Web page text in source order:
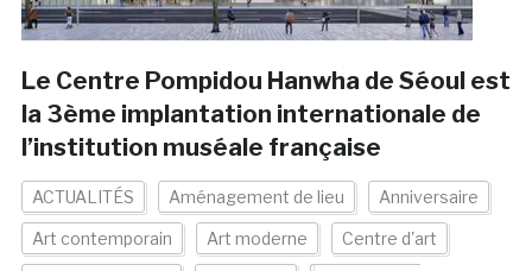
Le Centre Pompidou Hanwha de Séoul est
la 3ème implantation internationale de
l’institution muséale française
ACTUALITÉS Aménagement de lieu Anniversaire
Art contemporain Art moderne Centre d'art